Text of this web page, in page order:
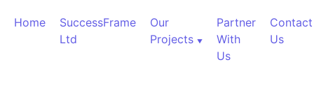
Home
SuccessFrame
Ltd
Our
Projects
Partner
With
Us
Contact
Us